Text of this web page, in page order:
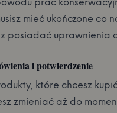
prac
mieć ukończone co
posiadać uprawnienia
i potwierdzenie
które chcesz
zmieniać aż do